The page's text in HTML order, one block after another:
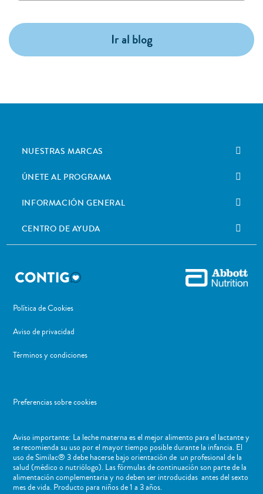
Ir al blog
NUESTRAS MARCAS
ÚNETE AL PROGRAMA
INFORMACIÓN GENERAL
CENTRO DE AYUDA
Política de Cookies
Aviso de privacidad
Términos y condiciones
Preferencias sobre cookies
Aviso importante: La leche materna es el mejor alimento para el lactante y
se recomienda su uso por el mayor tiempo posible durante la infancia. El
uso de Similac® 3 debe hacerse bajo orientación de un profesional de la
salud (médico o nutriólogo). Las fórmulas de continuación son parte de la
alimentación complementaria y no deben ser introducidas antes del sexto
mes de vida. Producto para niños de 1 a 3 años.